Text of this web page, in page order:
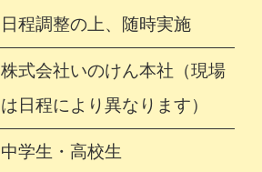
日程調整の上、随時実施
株式会社いのけん本社（現場
は日程により異なります）
中学生・高校生